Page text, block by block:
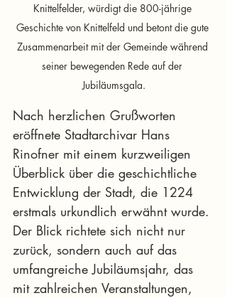
Knittelfelder, würdigt die 800-jährige
Geschichte von Knittelfeld und betont die gute
Zusammenarbeit mit der Gemeinde während
seiner bewegenden Rede auf der
Jubiläumsgala.
Nach herzlichen Grußworten
eröffnete Stadtarchivar Hans
Rinofner mit einem kurzweiligen
Überblick über die geschichtliche
Entwicklung der Stadt, die 1224
erstmals urkundlich erwähnt wurde.
Der Blick richtete sich nicht nur
zurück, sondern auch auf das
umfangreiche Jubiläumsjahr, das
mit zahlreichen Veranstaltungen,